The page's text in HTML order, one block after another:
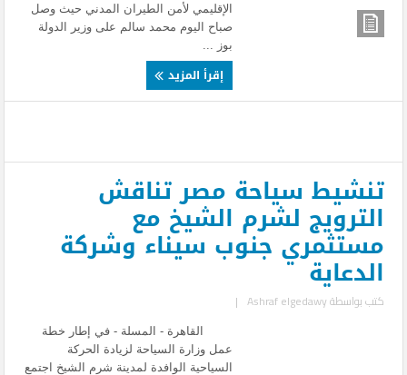
الإقليمي لأمن الطيران المدني حيث وصل
صباح اليوم محمد سالم على وزير الدولة
بوز ...
إقرأ المزيد
تنشيط سياحة مصر تناقش
الترويج لشرم الشيخ مع
مستثمري جنوب سيناء وشركة
الدعاية
كتب بواسطةAshraf elgedawy
|
القاهرة - المسلة - في إطار خطة
عمل وزارة السياحة لزيادة الحركة
السياحية الوافدة لمدينة شرم الشيخ اجتمع